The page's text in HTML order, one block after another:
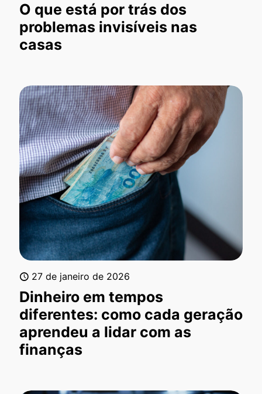
O que está por trás dos
problemas invisíveis nas
casas
27 de janeiro de 2026
Dinheiro em tempos
diferentes: como cada geração
aprendeu a lidar com as
finanças